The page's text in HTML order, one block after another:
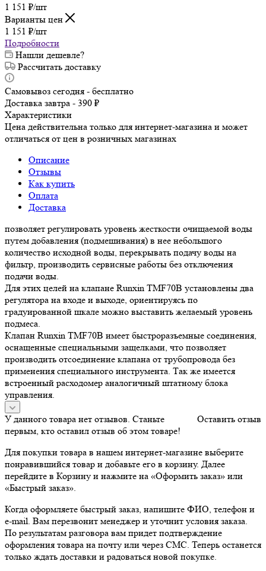
1 151 ₽/шт
Варианты цен
1 151 ₽/шт
Подробности
Нашли дешевле?
Рассчитать доставку
Самовывоз сегодня - бесплатно
Доставка завтра - 390 ₽
Характеристики
Цена действительна только для интернет-магазина и может
отличаться от цен в розничных магазинах
Описание
Отзывы
Как купить
Оплата
Доставка
позволяет регулировать уровень жесткости очищаемой воды
путем добавления (подмешивания) в нее небольшого
количество исходной воды, перекрывать подачу воды на
фильтр, производить сервисные работы без отключения
подачи воды.
Для этих целей на клапане Runxin TMF70B установлены два
регулятора на входе и выходе, ориентируясь по
градуированной шкале можно выставить желаемый уровень
подмеса.
Клапан Runxin TMF70B имеет быстроразъемные соединения,
оснащенные специальными защелками, что позволяет
производить отсоединение клапана от трубопровода без
применения специального инструмента. Так же имеется
встроенный расходомер аналогичный штатному блока
управления.
Оставить отзыв
У данного товара нет отзывов. Станьте
первым, кто оставил отзыв об этом товаре!
Для покупки товара в нашем интернет-магазине выберите
понравившийся товар и добавьте его в корзину. Далее
перейдите в Корзину и нажмите на «Оформить заказ» или
«Быстрый заказ».
Когда оформляете быстрый заказ, напишите ФИО, телефон и
e-mail. Вам перезвонит менеджер и уточнит условия заказа.
По результатам разговора вам придет подтверждение
оформления товара на почту или через СМС. Теперь останется
только ждать доставки и радоваться новой покупке.